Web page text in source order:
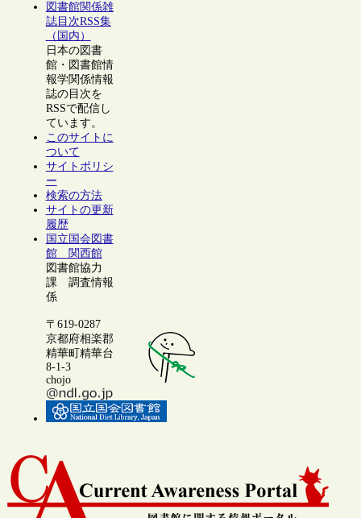
図書館関係雑
誌目次RSS集
（国内）
日本の図書
館・図書館情
報学関係情報
誌の目次を
RSSで配信し
ています。
このサイトに
ついて
サイトポリシ
ー
検索の方法
サイトの更新
履歴
国立国会図書
館 関西館
図書館協力
課 調査情報
係
〒619-0287
京都府相楽郡
精華町精華台
8-1-3
chojo